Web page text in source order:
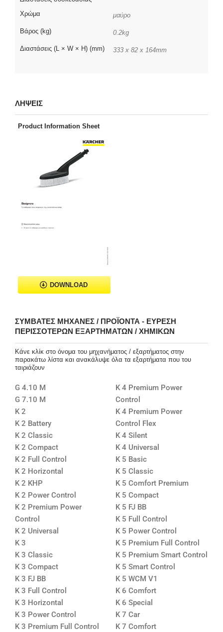
Χρώμα μαύρο
Βάρος (kg) 0.2kg
Διαστάσεις (L × W × H) (mm) 333 x 82 x 164mm
ΛΗΨΕΙΣ
Product Information Sheet
DOWNLOAD
ΣΥΜΒΑΤΈΣ ΜΗΧΑΝΈΣ / ΠΡΟΪΌΝΤΑ - ΕΎΡΕΣΗ
ΠΕΡΙΣΣΌΤΕΡΩΝ ΕΞΑΡΤΗΜΆΤΩΝ / ΧΗΜΙΚΏΝ
Κάνε κλίκ στο όνομα του μηχανήματος / εξαρτήματος στην
παρακάτω λίστα και ανακάλυψε όλα τα εξαρτήματα που του
ταιριάζουν
G 4.10 M
G 7.10 M
K 2
K 2 Battery
K 2 Classic
K 2 Compact
K 2 Full Control
K 2 Horizontal
K 2 KHP
K 2 Power Control
K 2 Premium Power
Control
K 2 Universal
K 3
K 3 Classic
K 3 Compact
K 3 FJ BB
K 3 Full Control
K 3 Horizontal
K 3 Power Control
K 3 Premium Full Control
K 4 Premium Power
Control
K 4 Premium Power
Control Flex
K 4 Silent
K 4 Universal
K 5 Basic
K 5 Classic
K 5 Comfort Premium
K 5 Compact
K 5 FJ BB
K 5 Full Control
K 5 Power Control
K 5 Premium Full Control
K 5 Premium Smart Control
K 5 Smart Control
K 5 WCM V1
K 6 Comfort
K 6 Special
K 7 Car
K 7 Comfort